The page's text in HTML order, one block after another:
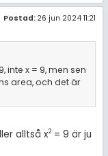
Postad: 26 jun 2024 11:21
inte x = 9, men sen
area, och det är
alltså x2 = 9 är ju